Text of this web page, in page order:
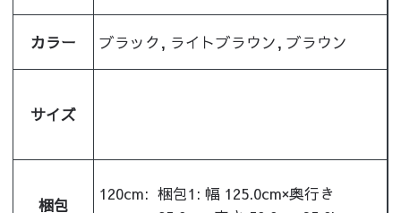
カラー ブラック, ライトブラウン, ブラウン
サイズ
梱包
120cm: 梱包1: 幅 125.0cm×奥行き